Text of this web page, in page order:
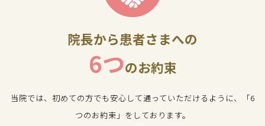
院長から患者さまへの
6つのお約束
当院では、初めての方でも安心して通っていただけるように、「6
つのお約束」をしております。